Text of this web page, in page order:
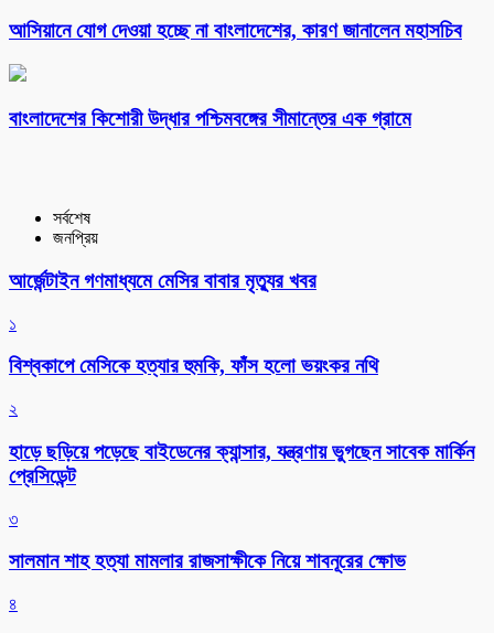
আসিয়ানে যোগ দেওয়া হচ্ছে না বাংলাদেশের, কারণ জানালেন মহাসচিব
বাংলাদেশের কিশোরী উদ্ধার পশ্চিমবঙ্গের সীমান্তের এক গ্রামে
সর্বশেষ
জনপ্রিয়
আর্জেন্টাইন গণমাধ্যমে মেসির বাবার মৃত্যুর খবর
১
বিশ্বকাপে মেসিকে হত্যার হুমকি, ফাঁস হলো ভয়ংকর নথি
২
হাড়ে ছড়িয়ে পড়েছে বাইডেনের ক্যান্সার, যন্ত্রণায় ভুগছেন সাবেক মার্কিন
প্রেসিডেন্ট
৩
সালমান শাহ হত্যা মামলার রাজসাক্ষীকে নিয়ে শাবনূরের ক্ষোভ
৪